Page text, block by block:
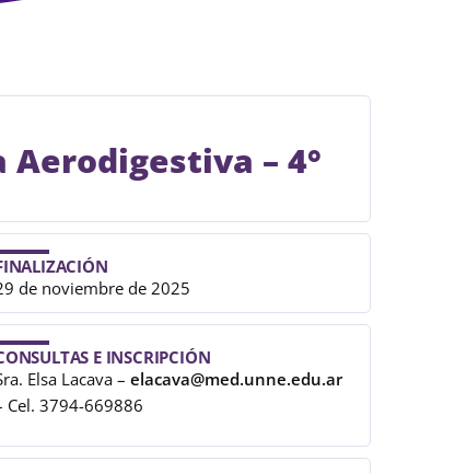
– 4°
de noviembre de 2025
E INSCRIPCIÓN
Elsa Lacava – elacava@med.unne.edu.ar
Cel. 3794-669886